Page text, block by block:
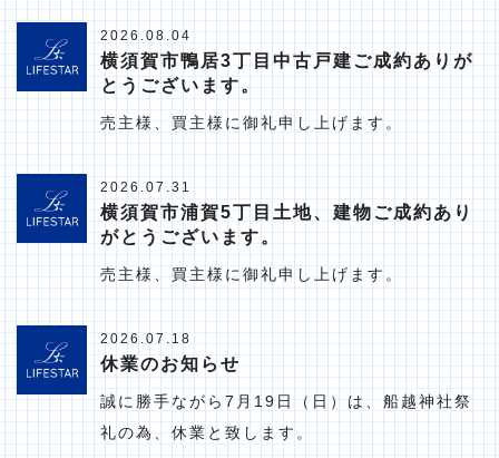
2026.08.04
横須賀市鴨居3丁目中古戸建ご成約ありが
とうございます。
売主様、買主様に御礼申し上げます。
2026.07.31
横須賀市浦賀5丁目土地、建物ご成約あり
がとうございます。
売主様、買主様に御礼申し上げます。
2026.07.18
休業のお知らせ
誠に勝手ながら7月19日（日）は、船越神社祭
礼の為、休業と致します。